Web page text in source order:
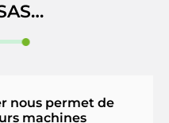
nous permet de
machines